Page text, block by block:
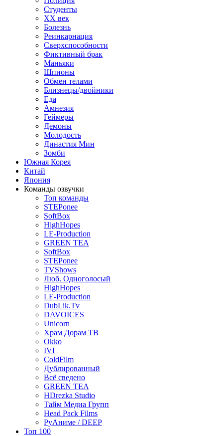
Студенты
ХХ век
Болезнь
Реинкарнация
Сверхспособности
Фиктивный брак
Маньяки
Шпионы
Обмен телами
Близнецы/двойники
Еда
Амнезия
Геймеры
Демоны
Молодость
Династия Мин
Зомби
Южная Корея
Китай
Япония
Команды озвучки
Топ команды
STEPonee
SoftBox
HighHopes
LE-Production
GREEN TEA
SoftBox
STEPonee
TVShows
Люб. Одноголосый
HighHopes
LE-Production
DubLik.Tv
DAVOICES
Unicorn
Храм Дорам ТВ
Okko
IVI
ColdFilm
Дублированный
Всё сведено
GREEN TEA
HDrezka Studio
Тайм Медиа Групп
Head Pack Films
РуАниме / DEEP
Топ 100